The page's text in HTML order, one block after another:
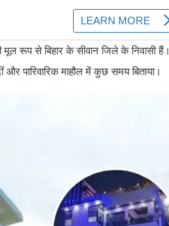
मूल रूप से बिहार के सीवान जिले के निवासी हैं।
पारिवारिक माहौल में कुछ समय बिताया।